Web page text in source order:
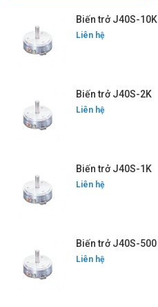
Biến trở J40S-10K
Liên hệ
Biến trở J40S-2K
Liên hệ
Biến trở J40S-1K
Liên hệ
Biến trở J40S-500
Liên hệ